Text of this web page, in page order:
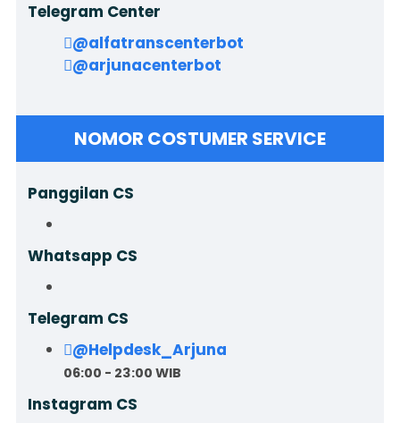
Telegram Center
@alfatranscenterbot
@arjunacenterbot
NOMOR COSTUMER SERVICE
Panggilan CS
Whatsapp CS
Telegram CS
@Helpdesk_Arjuna
06:00 - 23:00 WIB
Instagram CS